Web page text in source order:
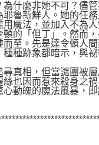
麼非她不可？儘管
耶魯新鮮人。她的任
魔法，並加入不為人
的「但丁」。然而
而至。先是達令頓人
種跡象都暗示，與
相，但當謎團被層
絲也因而惹來殺身之
動魄的魔法風暴，